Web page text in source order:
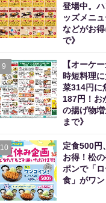
登場中。
ッズメニ
などがお
で》
9
【オーケ
時短料理
菜314円に
187円！お
の揚げ物
まで》
10
定食500円
お得！松
ポンで「
食」がワン